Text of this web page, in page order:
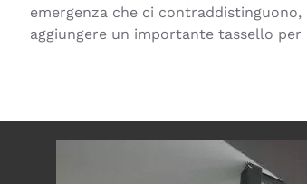
emergenza che ci
aggiungere un importante tassello